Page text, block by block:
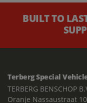
BUILT TO
Terberg Special
TERBERG BENSCHOP
Oranje Nassaustraat